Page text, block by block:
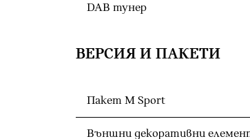
DAB тунер
ВЕРСИЯ И ПАКЕТИ
Пакет M Sport
Външни декоративни